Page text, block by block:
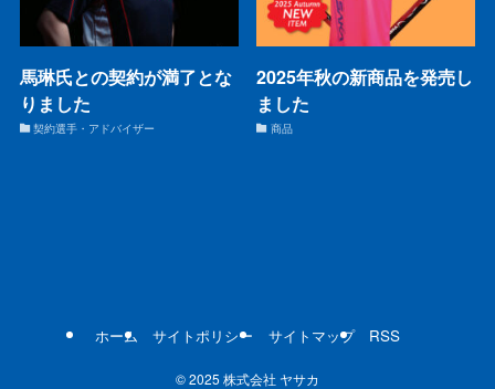
馬琳氏との契約が満了とな
りました
契約選手・アドバイザー
2025年秋の新商品を発売し
ました
商品